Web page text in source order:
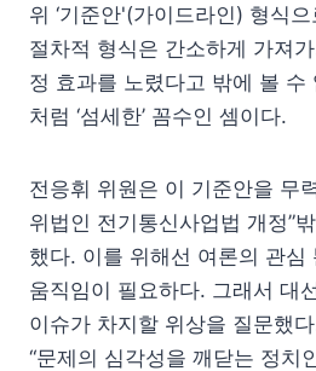
위 ‘기준안'(가이드라인) 형식
절차적 형식은 간소하게 가져
정 효과를 노렸다고 밖에 볼 수
처럼 ‘섬세한’ 꼼수인 셈이다.
전응휘 위원은 이 기준안을 무
위법인 전기통신사업법 개정”
했다. 이를 위해선 여론의 관심
움직임이 필요하다. 그래서 대
이슈가 차지할 위상을 질문했
“문제의 심각성을 깨닫는 정치